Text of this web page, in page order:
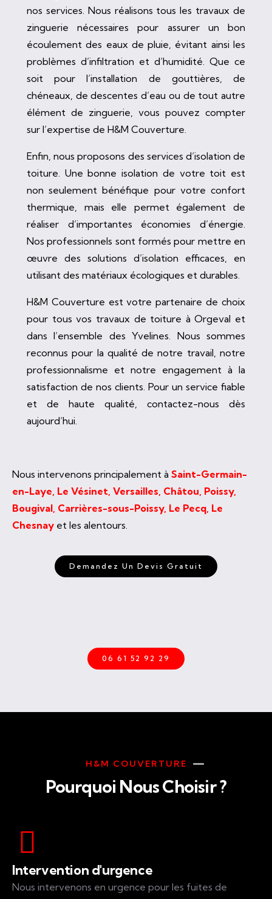
06 61 52 92 29
nos services. Nous réalisons tous les travaux de
zinguerie nécessaires pour assurer un bon
écoulement des eaux de pluie, évitant ainsi les
problèmes d’infiltration et d’humidité. Que ce
soit pour l’installation de gouttières, de
chéneaux, de descentes d’eau ou de tout autre
élément de zinguerie, vous pouvez compter
sur l’expertise de H&M Couverture.
Enfin, nous proposons des services d’isolation de
toiture. Une bonne isolation de votre toit est
non seulement bénéfique pour votre confort
thermique, mais elle permet également de
réaliser d’importantes économies d’énergie.
Nos professionnels sont formés pour mettre en
œuvre des solutions d’isolation efficaces, en
utilisant des matériaux écologiques et durables.
H&M Couverture est votre partenaire de choix
pour tous vos travaux de toiture à Orgeval et
dans l’ensemble des Yvelines. Nous sommes
reconnus pour la qualité de notre travail, notre
professionnalisme et notre engagement à la
satisfaction de nos clients. Pour un service fiable
et de haute qualité, contactez-nous dès
aujourd’hui.
Nous intervenons principalement à Saint-Germain-
en-Laye, Le Vésinet, Versailles, Châtou, Poissy,
Bougival, Carrières-sous-Poissy, Le Pecq, Le
Chesnay et les alentours.
Demandez Un Devis Gratuit
H&M COUVERTURE
Pourquoi Nous Choisir ?
Intervention d'urgence
Nous intervenons en urgence pour les fuites de